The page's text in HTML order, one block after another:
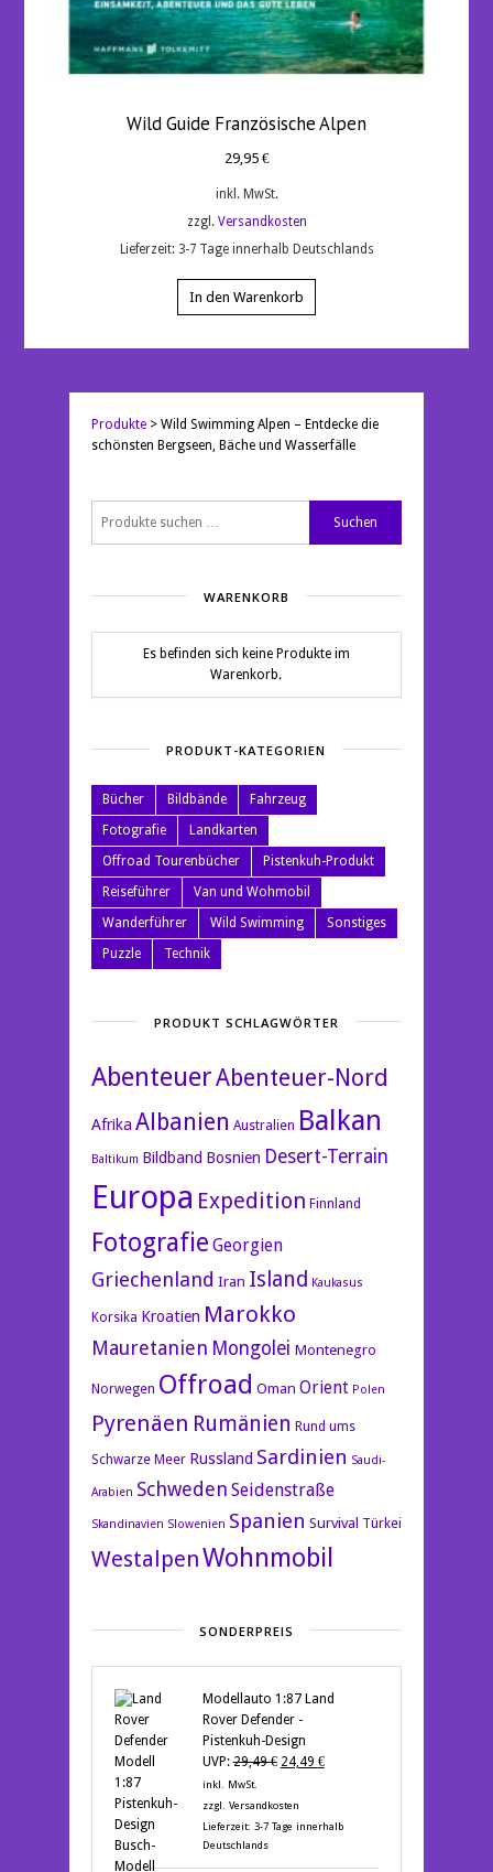
Wild Guide Französische Alpen
29,95 €
inkl. MwSt.
zzgl. Versandkosten
Lieferzeit: 3-7 Tage innerhalb Deutschlands
In den Warenkorb
Produkte> Wild Swimming Alpen – Entdecke die
schönsten Bergseen, Bäche und Wasserfälle
nach:
Suchen
WARENKORB
Es befinden sich keine Produkte im
Warenkorb.
PRODUKT-KATEGORIEN
Bücher Bildbände
Fahrzeug
Fotografie
Landkarten
Offroad Tourenbücher
Pistenkuh-Produkt
Reiseführer
Van und Wohmobil
Wanderführer
Wild Swimming
Sonstiges
Puzzle
Technik
PRODUKT SCHLAGWÖRTER
AbenteuerAbenteuer-Nord
Afrika Albanien Australien Balkan
Baltikum Bildband Bosnien Desert-Terrain
Europa Expedition Finnland
Fotografie Georgien
Griechenland Iran Island Kaukasus
Korsika Kroatien Marokko
Mauretanien Mongolei Montenegro
Norwegen Offroad Oman Orient Polen
Pyrenäen Rumänien Rund ums
Schwarze Meer Russland Sardinien Saudi-
Arabien Schweden Seidenstraße
Skandinavien Slowenien Spanien Survival Türkei
WestalpenWohnmobil
SONDERPREIS
Modellauto 1:87 Land
Rover Defender -
Pistenkuh-Design
UVP: 29,49€ Ursprünglicher
war:
29,49 €
24,49 €Aktueller
24,49 €.
inkl. MwSt.
zzgl. Versandkosten
Lieferzeit: 3-7 Tage innerhalb
Deutschlands